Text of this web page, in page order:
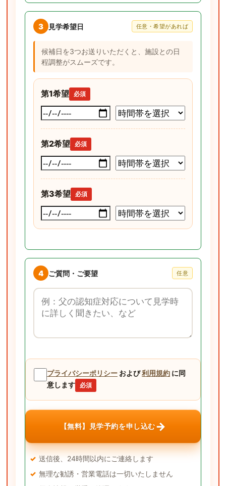
3 見学希望日 任意・希望があれば
候補日を3つお送りいただくと、施設との日
程調整がスムーズです。
第1希望 必須
第2希望 必須
第3希望 必須
4 ご質問・ご要望 任意
ご質問・ご要望
プライバシーポリシー および利用規約 に同
意します
必須
【無料】見学予約を申し込む→
送信後、24時間以内にご連絡します
無理な勧誘・営業電話は一切いたしません